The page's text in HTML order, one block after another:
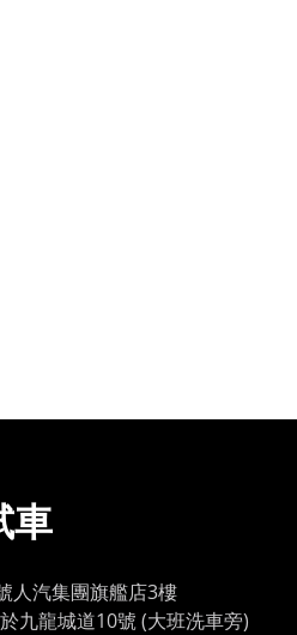
車
人汽集團旗艦店3樓
九龍城道10號 (大班洗車旁)